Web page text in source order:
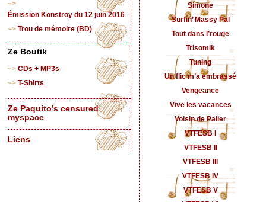
Émission Konstroy du 12 juin 2016
Trou de mémoire (BD)
Ze Boutik
CDs + MP3s
T-Shirts
Ze Paquito’s censured
myspace
Liens
Simone
Surfin’ Massy Pal
Tout dans l’rouge
Trisomik
Tuning
Un flic m’a embrassé
Vengeance
Vive les vacances
Voisin de Palier
VTFESB I
VTFESB II
VTFESB III
VTFESB IV
VTFESB V